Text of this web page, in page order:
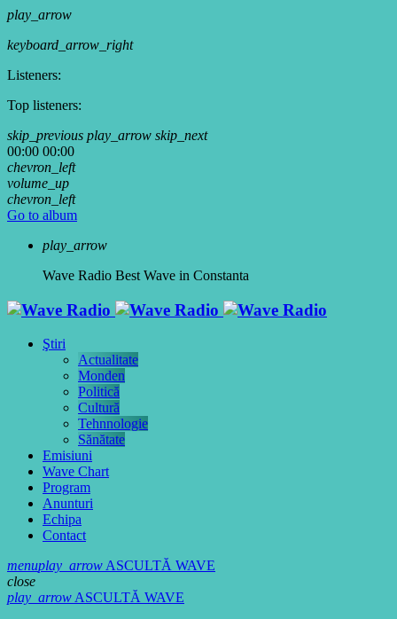
play_arrow
keyboard_arrow_right
Listeners:
Top listeners:
skip_previous play_arrow skip_next
00:00 00:00
chevron_left
volume_up
chevron_left
Go to album
play_arrow
Wave Radio Best Wave in Constanta
Ştiri
Actualitate
Monden
Politică
Cultură
Tehnnologie
Sănătate
Emisiuni
Wave Chart
Program
Anunturi
Echipa
Contact
menuplay_arrowASCULTĂ WAVE
close
play_arrowASCULTĂ WAVE